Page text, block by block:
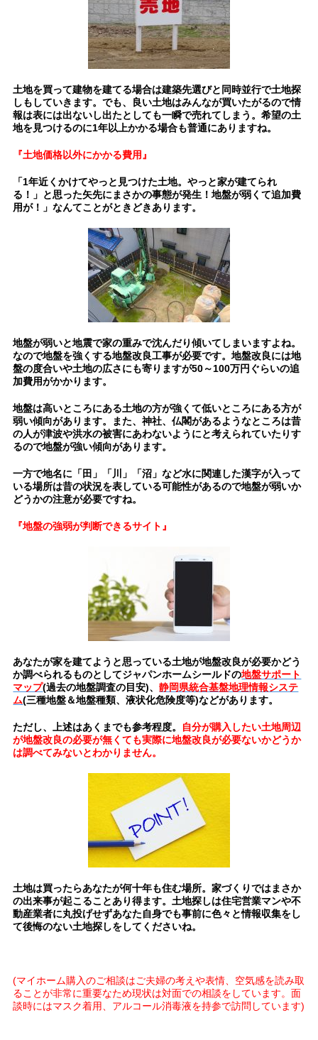
土地を買って建物を建てる場合は建築先選びと同時並行で土地探
しもしていきます。でも、良い土地はみんなが買いたがるので情
報は表には出ないし出たとしても一瞬で売れてしまう。希望の土
地を見つけるのに1年以上かかる場合も普通にありますね。
『土地価格以外にかかる費用』
「1年近くかけてやっと見つけた土地。やっと家が建てられ
る！」と思った矢先にまさかの事態が発生！地盤が弱くて追加費
用が！」なんてことがときどきあります。
地盤が弱いと地震で家の重みで沈んだり傾いてしまいますよね。
なので地盤を強くする地盤改良工事が必要です。地盤改良には地
盤の度合いや土地の広さにも寄りますが50～100万円ぐらいの追
加費用がかかります。
地盤は高いところにある土地の方が強くて低いところにある方が
弱い傾向があります。また、神社、仏閣があるようなところは昔
の人が津波や洪水の被害にあわないようにと考えられていたりす
るので地盤が強い傾向があります。
一方で地名に「田」「川」「沼」など水に関連した漢字が入って
いる場所は昔の状況を表している可能性があるので地盤が弱いか
どうかの注意が必要ですね。
『地盤の強弱が判断できるサイト』
あなたが家を建てようと思っている土地が地盤改良が必要かどう
か調べられるものとしてジャパンホームシールドの地盤サポート
マップ(過去の地盤調査の目安)、静岡県統合基盤地理情報システ
ム(三種地盤＆地盤種類、液状化危険度等)などがあります。
ただし、上述はあくまでも参考程度。 自分が購入したい土地周辺
が地盤改良の必要が無くても実際に地盤改良が必要ないかどうか
は調べてみないとわかりません。
土地は買ったらあなたが何十年も住む場所。家づくりではまさか
の出来事が起こることあり得ます。土地探しは住宅営業マンや不
動産業者に丸投げせずあなた自身でも事前に色々と情報収集をし
て後悔のない土地探しをしてくださいね。
(マイホーム購入のご相談はご夫婦の考えや表情、空気感を読み取
ることが非常に重要なため現状は対面での相談をしています。面
談時にはマスク着用、アルコール消毒液を持参で訪問しています)